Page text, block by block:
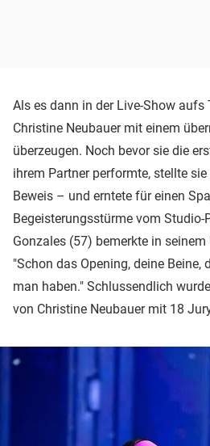
Als es dann in der Live-Show
Christine Neubauer mit einem
überzeugen. Noch bevor sie die
ihrem Partner performte, stellte
Beweis – und erntete für einen
Begeisterungsstürme vom
Gonzales (57) bemerkte in seinem
"Schon das Opening, deine Beine,
man haben." Schlussendlich
von Christine Neubauer mit 18